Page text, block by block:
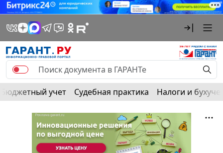
Бюджетный учет Судебная практика Налоги и